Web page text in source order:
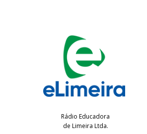
Rádio Educadora
de Limeira Ltda.